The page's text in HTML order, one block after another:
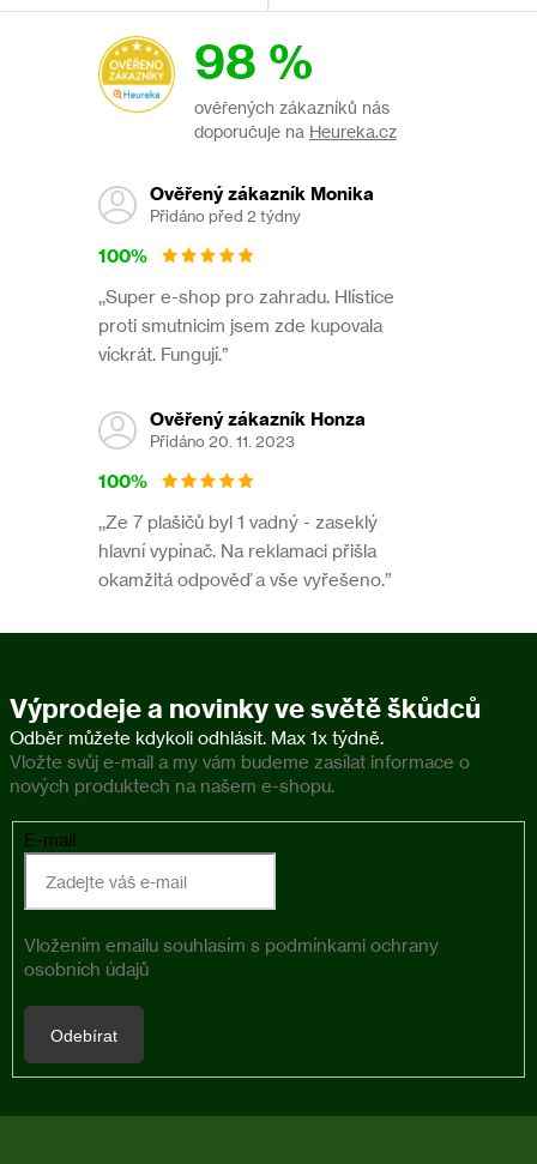
Nekopírujte texty ani fotografie.
Tento text je chráněn autorským zákonem. K jeho použití
potřebujete předchozí písemný souhlas redakce webu
www.pasti.cz
Parametry produktu
98 %
ověřených zákazníků nás
doporučuje na Heureka.cz
Ověřený zákazník Monika
Přidáno před 2 týdny
100%
,,Super e-shop pro zahradu. Hlístice
proti smutnicim jsem zde kupovala
víckrát. Fungují.”
Ověřený zákazník Honza
Přidáno 20. 11. 2023
100%
,,Ze 7 plašičů byl 1 vadný - zaseklý
hlavní vypínač. Na reklamaci přišla
okamžitá odpověď a vše vyřešeno.”
Výprodeje a novinky ve světě škůdců
Vložte svůj e-mail a my vám budeme zasílat informace o
nových produktech na našem e-shopu.
E-mail
Vložením emailu souhlasím s podmínkami ochrany
osobních údajů
Odebírat